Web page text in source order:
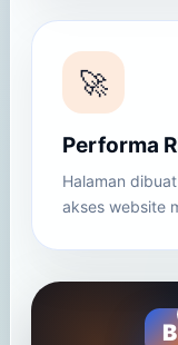
🚀
Performa
Halaman
akses website
B